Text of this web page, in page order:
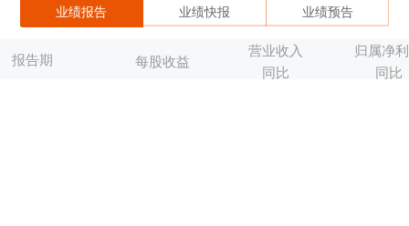
业绩报告 业绩快报 业绩预告
报告期 每股收益
营业收入
同比
归属净
同比